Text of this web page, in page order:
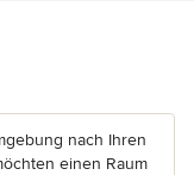
nach Ihren
einen Raum